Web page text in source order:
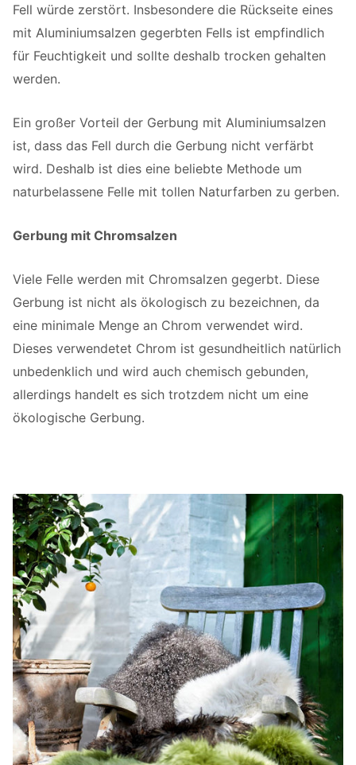
Fell würde zerstört. Insbesondere die Rückseite eines
mit Aluminiumsalzen gegerbten Fells ist empfindlich
für Feuchtigkeit und sollte deshalb trocken gehalten
werden.
Ein großer Vorteil der Gerbung mit Aluminiumsalzen
ist, dass das Fell durch die Gerbung nicht verfärbt
wird. Deshalb ist dies eine beliebte Methode um
naturbelassene Felle mit tollen Naturfarben zu gerben.
Gerbung mit Chromsalzen
Viele Felle werden mit Chromsalzen gegerbt. Diese
Gerbung ist nicht als ökologisch zu bezeichnen, da
eine minimale Menge an Chrom verwendet wird.
Dieses verwendetet Chrom ist gesundheitlich natürlich
unbedenklich und wird auch chemisch gebunden,
allerdings handelt es sich trotzdem nicht um eine
ökologische Gerbung.